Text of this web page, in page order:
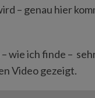
– genau hier
wie ich finde –
Video gezeigt.